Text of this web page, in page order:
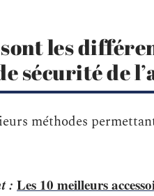
les
sécurité de
méthodes
: Les 10 meilleurs